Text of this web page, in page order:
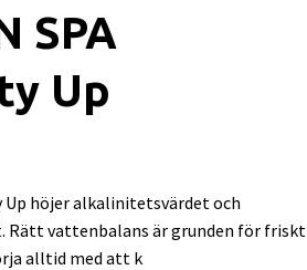
SPA
Up
Up höjer alkalinitetsvärdet och
Rätt vattenbalans är grunden för friskt
alltid med att k